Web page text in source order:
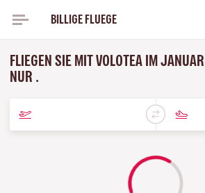
BILLIGE FLUEGE
FLIEGEN SIE MIT VOLOTEA IM
NUR .